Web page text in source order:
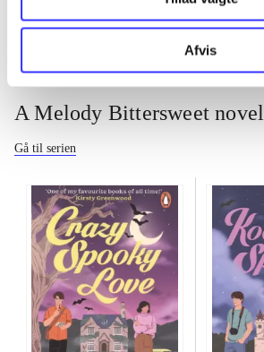
Afvis
A Melody Bittersweet novel
Gå til serien